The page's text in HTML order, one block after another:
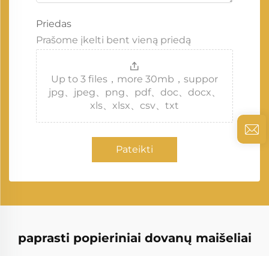
Priedas
Prašome įkelti bent vieną priedą
Up to 3 files，more 30mb，suppor
jpg、jpeg、png、pdf、doc、docx、
xls、xlsx、csv、txt
Pateikti
paprasti popieriniai dovanų maišeliai